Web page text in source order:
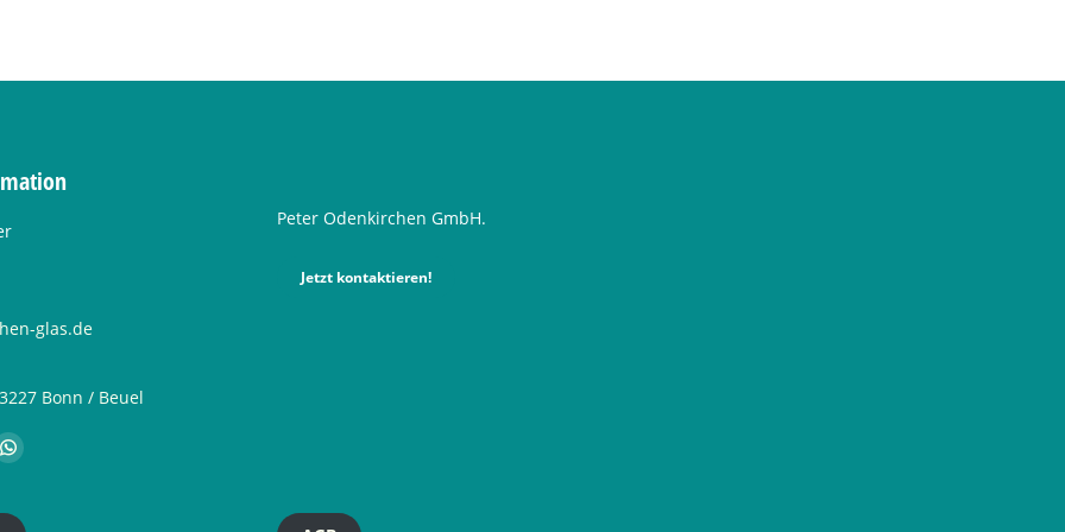
glas.de
Bonn / Beuel
Whatsapp
opens
Peter Odenkirchen GmbH.
Jetzt kontaktieren!